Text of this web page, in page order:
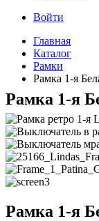
Войти
Главная
Каталог
Рамки
Рамка 1-я
Рамка 1-я
Рамка 1-я